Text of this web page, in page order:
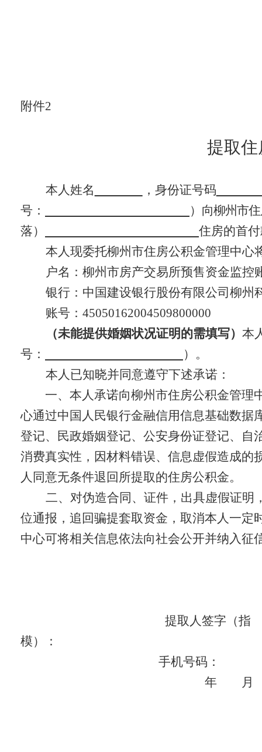
附件2
提取
本人姓名
，身份证号码
号：
） 向柳州市
落）
住房的首
本人现委托柳州市住房公积金管理中心
户名：柳州市房产交易所预售资金监控
银行：中国建设银行股份有限公司柳州
账号：45050162004509800000
（未能提供婚姻状况证明的需填写） 本
号：
）。
本人已知晓并同意遵守下述承诺：
一、本人承诺向柳州市住房公积金管理
心通过中国人民银行金融信用信息基础数据
登记、民政婚姻登记、公安身份证登记、自
消费真实性，因材料错误、信息虚假造成的
人同意无条件退回所提取的住房公积金。
二、对伪造合同、证件，出具虚假证明
位通报，追回骗提套取资金，取消本人一定
中心可将相关信息依法向社会公开并纳入
提取人签字（指
模）
手机号码：
年 月